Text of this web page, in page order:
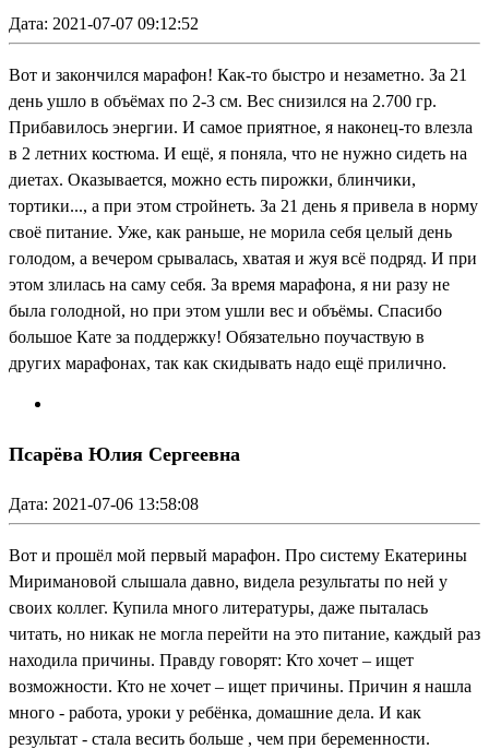
Дата: 2021-07-07 09:12:52
Вот и закончился марафон! Как-то быстро и незаметно. За 21
день ушло в объёмах по 2-3 см. Вес снизился на 2.700 гр.
Прибавилось энергии. И самое приятное, я наконец-то влезла
в 2 летних костюма. И ещё, я поняла, что не нужно сидеть на
диетах. Оказывается, можно есть пирожки, блинчики,
тортики..., а при этом стройнеть. За 21 день я привела в норму
своё питание. Уже, как раньше, не морила себя целый день
голодом, а вечером срывалась, хватая и жуя всё подряд. И при
этом злилась на саму себя. За время марафона, я ни разу не
была голодной, но при этом ушли вес и объёмы. Спасибо
большое Кате за поддержку! Обязательно поучаствую в
других марафонах, так как скидывать надо ещё прилично.
Псарёва Юлия Сергеевна
Дата: 2021-07-06 13:58:08
Вот и прошёл мой первый марафон. Про систему Екатерины
Миримановой слышала давно, видела результаты по ней у
своих коллег. Купила много литературы, даже пыталась
читать, но никак не могла перейти на это питание, каждый раз
находила причины. Правду говорят: Кто хочет – ищет
возможности. Кто не хочет – ищет причины. Причин я нашла
много - работа, уроки у ребёнка, домашние дела. И как
результат - стала весить больше , чем при беременности.